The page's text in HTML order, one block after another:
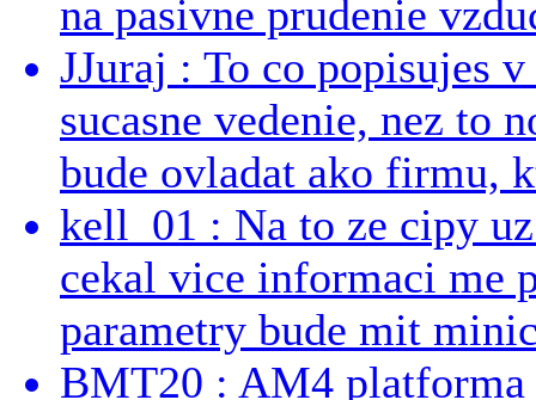
na pasivne prudenie
JJuraj : To co popisujes
sucasne vedenie, nez to
bude ovladat ako firmu,
kell_01 : Na to ze cipy
cekal vice informaci me
parametry bude mit
BMT20 : AM4 platforma